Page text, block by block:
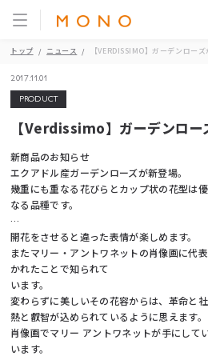
トップ ニュース 【VERDISSIMO】ガーデンロー
2017.11.01
PRODUCT
【Verdissimo】ガーデンロー
新商品のお知らせ
エクアドル産ガーデンローズが新登場。
幾重にも重なる花びらとカップ状の花型は
なる品種です。
…
開花をさせると違った表情が楽しめます。
またマリー・アントワネットの肖像画に代
かれたことで知られて
います。
変わらずに美しいその花容からは、革命と
熱と叡智が込められているように思えます。
肖像画でマリー アントワネットが手にして
います。